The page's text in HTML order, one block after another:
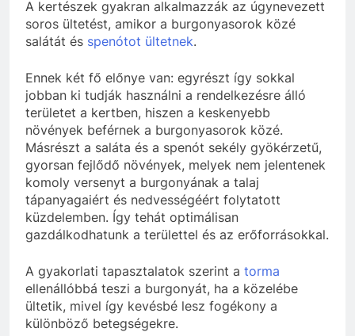
A kertészek gyakran alkalmazzák az úgynevezett
soros ültetést, amikor a burgonyasorok közé
salátát és spenótot ültetnek.
Ennek két fő előnye van: egyrészt így sokkal
jobban ki tudják használni a rendelkezésre álló
területet a kertben, hiszen a keskenyebb
növények beférnek a burgonyasorok közé.
Másrészt a saláta és a spenót sekély gyökérzetű,
gyorsan fejlődő növények, melyek nem jelentenek
komoly versenyt a burgonyának a talaj
tápanyagaiért és nedvességéért folytatott
küzdelemben. Így tehát optimálisan
gazdálkodhatunk a területtel és az erőforrásokkal.
A gyakorlati tapasztalatok szerint a torma
ellenállóbbá teszi a burgonyát, ha a közelébe
ültetik, mivel így kevésbé lesz fogékony a
különböző betegségekre.